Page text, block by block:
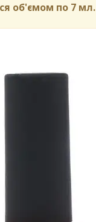
об'ємом по 7 мл.